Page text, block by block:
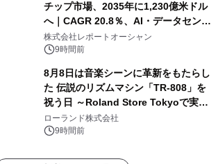
チップ市場、2035年に1,230億米ドル
へ｜CAGR 20.8％、AI・データセンタ
ー需要が成長を牽引
株式会社レポートオーシャン
9時間前
8月8日は音楽シーンに革新をもたらし
た 伝説のリズムマシン「TR-808」を
祝う日 ～Roland Store Tokyoで実機
を展示しての 記念キャンペーンを開
催 英国ラジオ「NTS」の 特別プログ
アーティストを フィーチャーしたアニ
ローランド株式会社
9時間前